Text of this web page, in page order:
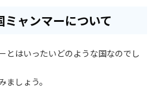
ャンマーについて
とはいったいどのような国なのでし
しょう。